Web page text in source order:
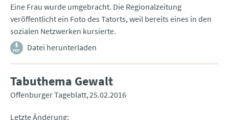
Eine Frau wurde umgebracht. Die Regionalzeitung
veröffentlicht ein Foto des Tatorts, weil bereits eines in den
sozialen Netzwerken kursierte.
Datei herunterladen
Tabuthema Gewalt
Offenburger Tageblatt 25.02.2016
Letzte Änderung